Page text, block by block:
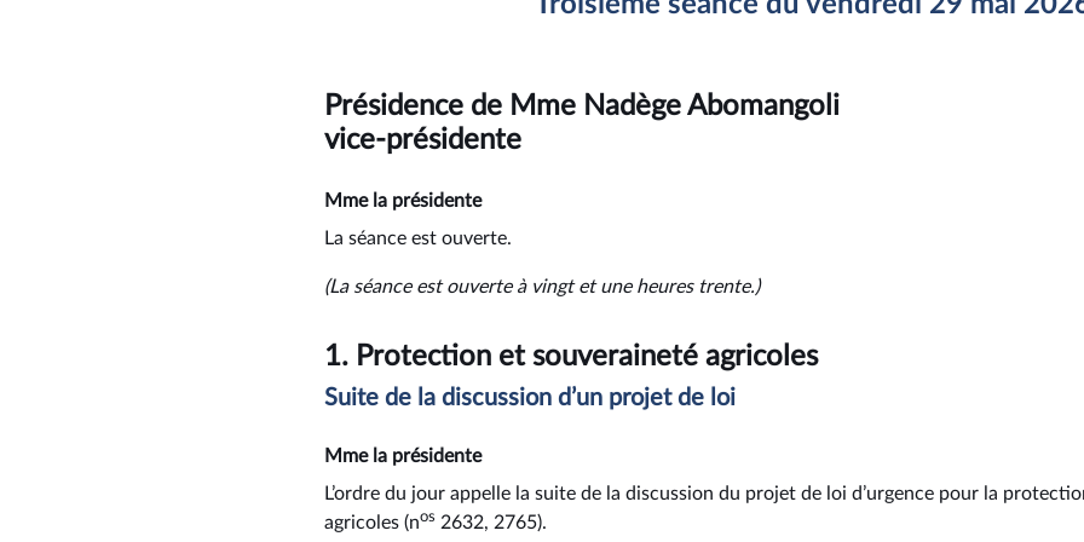
Présidence de Mme Nadège Abomangoli
vice-présidente
Mme la présidente
La séance est ouverte.
(La séance est ouverte à vingt et une heures trente.)
1. Protection et souveraineté agricoles
Suite de la discussion d’un projet de loi
Mme la présidente
L’ordre du jour appelle la suite de la discussion du projet de loi d’urgence pour la
agricoles (nos 2632, 2765).